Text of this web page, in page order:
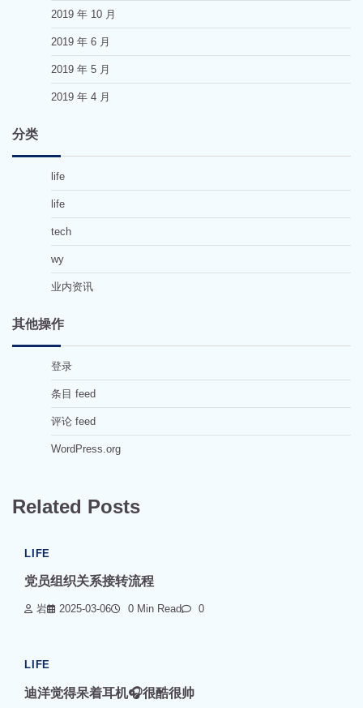
2019 年 10 月
2019 年 6 月
2019 年 5 月
2019 年 4 月
分类
life
life
tech
wy
业内资讯
其他操作
登录
条目 feed
评论 feed
WordPress.org
Related Posts
LIFE
党员组织关系接转流程
岩 2025-03-06 0 Min Read 0
LIFE
迪洋觉得呆着耳机🎧很酷很帅